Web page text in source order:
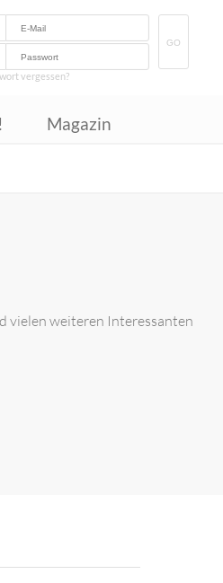
GO
vergessen?
Magazin
vielen weiteren Interessanten